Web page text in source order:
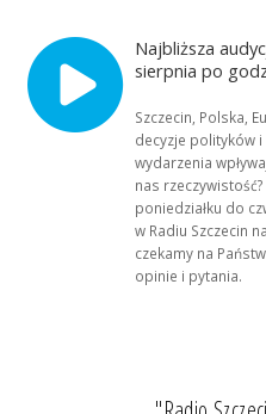
Najbliższa
sierpnia po
Szczecin, Polska,
decyzje polityków
wydarzenia
nas
poniedziałku do
w Radiu Szczecin
czekamy na
opinie i pytania.